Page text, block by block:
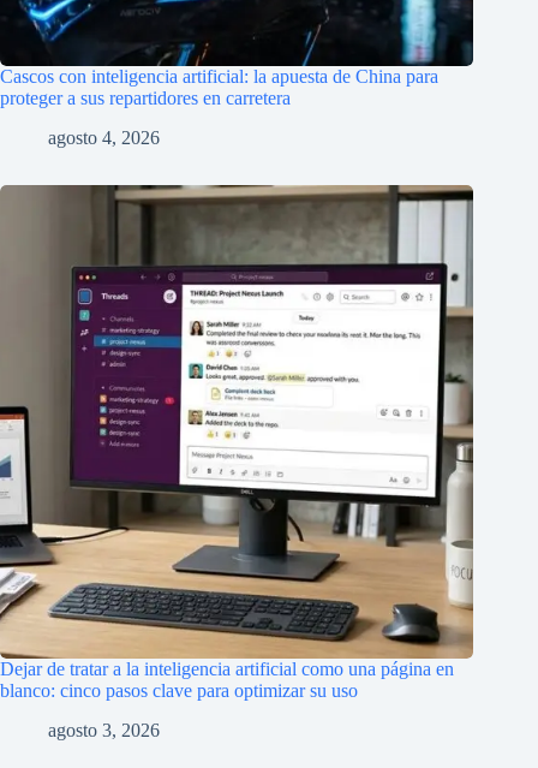
Cascos con inteligencia artificial: la apuesta de China para
proteger a sus repartidores en carretera
agosto 4, 2026
Dejar de tratar a la inteligencia artificial como una página en
blanco: cinco pasos clave para optimizar su uso
agosto 3, 2026